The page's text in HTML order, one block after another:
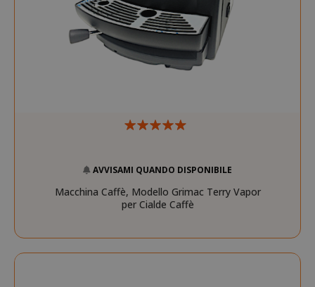
AVVISAMI QUANDO DISPONIBILE
Macchina Caffè, Modello Grimac Terry Vapor
per Cialde Caffè